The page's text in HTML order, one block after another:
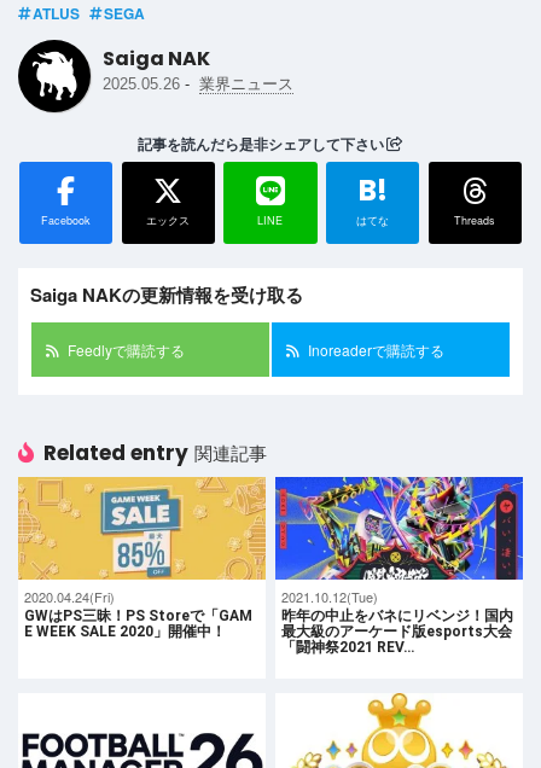
ATLUS SEGA
Saiga NAK
2025.05.26 - 業界ニュース
記事を読んだら是非シェアして下さい
Facebook エックス LINE
B!
はてな Threads
Saiga NAKの更新情報を受け取る
Feedlyで購読する Inoreaderで購読する
Related entry 関連記事
2020.04.24(Fri)
GWはPS三昧！PS Storeで「GAM
E WEEK SALE 2020」開催中！
2021.10.12(Tue)
昨年の中止をバネにリベンジ！国内
最大級のアーケード版esports大会
「闘神祭2021 REV…